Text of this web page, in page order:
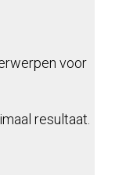
voor
resultaat.